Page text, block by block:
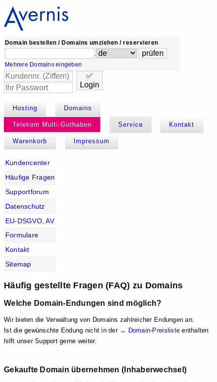
Domain bestellen / Domains umziehen / reservieren
.
Mehrere Domains eingeben
✅
Login
Hosting Domains
Telekom Multi-Guthaben Service Kontakt
Warenkorb Impressum
Kundencenter
Häufige Fragen
Supportforum
Datenschutz
EU-DSGVO, AV
Formulare
Kontakt
Sitemap
Häufig gestellte Fragen (FAQ) zu Domains
Welche Domain-Endungen sind möglich?
Wir bieten die Verwaltung von Domains zahlreicher Endungen an.
Ist die gewünschte Endung nicht in der → Domain-Preisliste enthalten
hilft unser Support gerne weiter.
Gekaufte Domain übernehmen (Inhaberwechsel)